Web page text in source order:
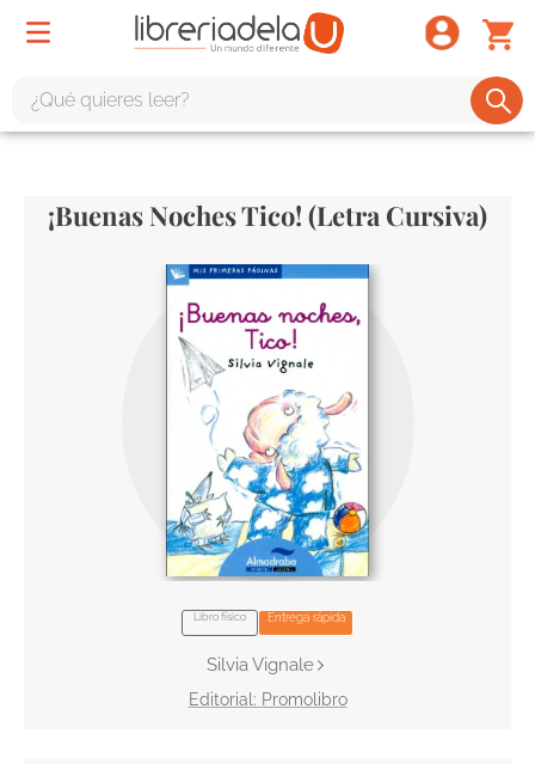
¡Buenas Noches Tico! (Letra Cursiva)
Libro físico Entrega rápida
Silvia Vignale
Promolibro
2
harry potter
edición especial
divina comedia